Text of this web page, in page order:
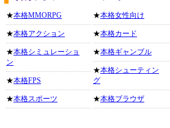
★本格MMORPG
★本格アクション
★本格シミュレーショ
ン
★本格FPS
★本格スポーツ
★本格女性向け
★本格カード
★本格ギャンブル
★本格シューティン
グ
★本格ブラウザ